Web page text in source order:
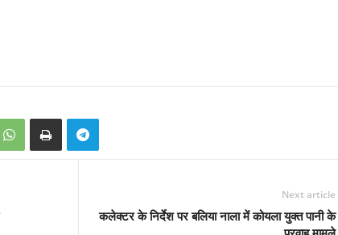
Next article
कलेक्टर के निर्देश पर बलिया नाला में कोयला युक्त पानी के